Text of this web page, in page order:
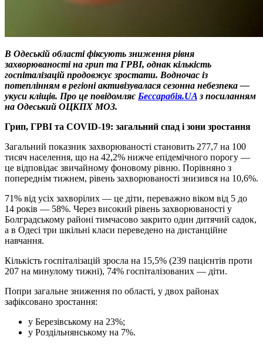
В Одеській області фіксують зниження рівня
захворюваності на грип та ГРВІ, однак кількість
госпіталізацій продовжує зростати. Водночас із
потеплінням в регіоні активізувалася сезонна небезпека —
укуси кліщів. Про це повідомляє Бессарабія.UA з посиланням
на Одеський ОЦКПХ МОЗ.
Грип, ГРВІ та COVID-19: загальний спад і зони зростання
Загальний показник захворюваності становить 277,7 на 100
тисяч населення, що на 42,2% нижче епідемічного порогу —
це відповідає звичайному фоновому рівню. Порівняно з
попереднім тижнем, рівень захворюваності знизився на 10,6%.
71% від усіх захворілих — це діти, переважно віком від 5 до
14 років — 58%. Через високий рівень захворюваності у
Болградському районі тимчасово закрито один дитячий садок,
а в Одесі три шкільні класи переведено на дистанційне
навчання.
Кількість госпіталізацій зросла на 15,5% (239 пацієнтів проти
207 на минулому тижні), 74% госпіталізованих — діти.
Попри загальне зниження по області, у двох районах
зафіксовано зростання:
у Березівському на 23%;
у Роздільнянському на 7%.